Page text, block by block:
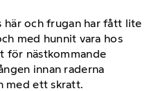
här och frugan har fått lite
med hunnit vara hos
för nästkommande
innan raderna
med ett skratt.